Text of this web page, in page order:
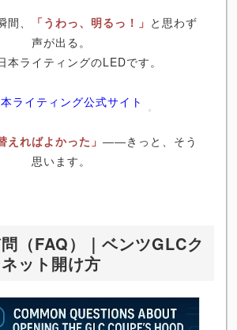
、 「うわっ、明るっ！」 と思わず
声が出る。
本ライティングのLEDです。
ライティング公式サイト
えればよかった」 ――きっと、そう
思います。
（FAQ）｜ベンツGLCク
ット開け方